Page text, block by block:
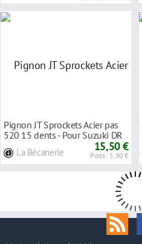
Pignon JT Sprockets Acier pas
520 15 dents - Pour Suzuki DR
La Bécanerie 15,50 €
Ports : 5,90 €